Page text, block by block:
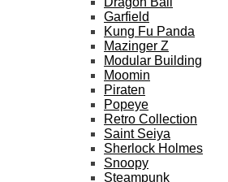
Garfield
Kung Fu Panda
Mazinger Z
Modular Building
Moomin
Piraten
Popeye
Retro Collection
Saint Seiya
Sherlock Holmes
Snoopy
Steampunk